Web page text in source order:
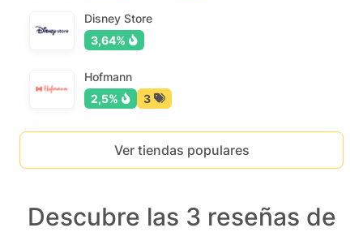
Disney Store
3,64%
Hofmann
2,5%
3
Ver tiendas populares
Descubre las 3 reseñas de